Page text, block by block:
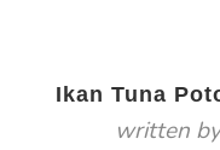
Ikan Tuna
written